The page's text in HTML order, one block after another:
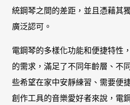
統鋼琴之間的差距，並且憑藉其
廣泛認可。
電鋼琴的多樣化功能和便捷特性
的需求，滿足了不同年齡層、不
些希望在家中安靜練習、需要便
創作工具的音樂愛好者來說，電